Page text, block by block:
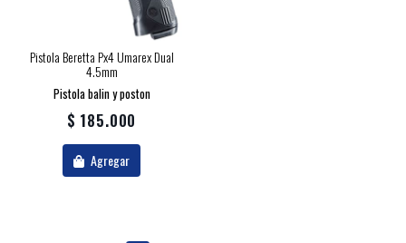
Pistola Beretta Px4 Umarex Dual
4.5mm
Pistola balin y poston
$ 185.000
Agregar